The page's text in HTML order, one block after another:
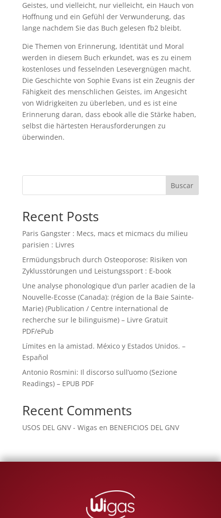
Geistes, und vielleicht, nur vielleicht, ein Hauch von
Hoffnung und ein Gefühl der Verwunderung, das
lange nachdem Sie das Buch gelesen fb2 bleibt.
Die Themen von Erinnerung, Identität und Moral
werden in diesem Buch erkundet, was es zu einem
kostenloses und fesselnden Lesevergnügen macht.
Die Geschichte von Sophie Evans ist ein Zeugnis der
Fähigkeit des menschlichen Geistes, im Angesicht
von Widrigkeiten zu überleben, und es ist eine
Erinnerung daran, dass ebook alle die Stärke haben,
selbst die härtesten Herausforderungen zu
überwinden.
Buscar
Recent Posts
Paris Gangster : Mecs, macs et micmacs du milieu
parisien : Livres
Ermüdungsbruch durch Osteoporose: Risiken von
Zyklusstörungen und Leistungssport : E-book
Une analyse phonologique d’un parler acadien de la
Nouvelle-Ecosse (Canada): (région de la Baie Sainte-
Marie) (Publication / Centre international de
recherche sur le bilinguisme) – Livre Gratuit
PDF/ePub
Límites en la amistad. México y Estados Unidos. –
Español
Antonio Rosmini: Il discorso sull’uomo (Sezione
Readings) – EPUB PDF
Recent Comments
USOS DEL GNV - Wigas en BENEFICIOS DEL GNV